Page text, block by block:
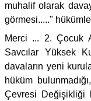
muhalif olarak
görmesi....."
Merci ... 2. Çocuk
Savcılar Yüksek
davaların yeni
hüküm
Çevresi Değişikliği